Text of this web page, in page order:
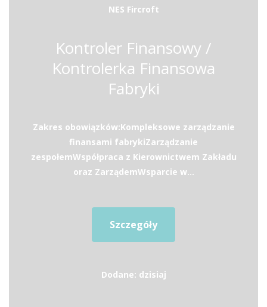
NES Fircroft
Kontroler Finansowy /
Kontrolerka Finansowa
Fabryki
Zakres obowiązków:Kompleksowe zarządzanie
finansami fabrykiZarządzanie
zespołemWspółpraca z Kierownictwem Zakładu
oraz ZarządemWsparcie w...
Szczegóły
Dodane: dzisiaj